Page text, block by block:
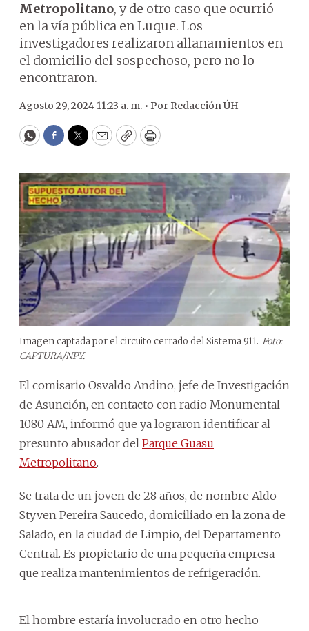
Metropolitano, y de otro caso que ocurrió
en la vía pública en Luque. Los
investigadores realizaron allanamientos en
el domicilio del sospechoso, pero no lo
encontraron.
Agosto 29, 2024 11:23 a. m. • Por Redacción ÚH
WhatsApp
Facebook
Twitter
EmailCopyPrint
Imagen captada por el circuito cerrado del Sistema 911. Foto:
CAPTURA/NPY.
El comisario Osvaldo Andino, jefe de Investigación
de Asunción, en contacto con radio Monumental
1080 AM, informó que ya lograron identificar al
presunto abusador del Parque Guasu
Metropolitano.
Se trata de un joven de 28 años, de nombre Aldo
Styven Pereira Saucedo, domiciliado en la zona de
Salado, en la ciudad de Limpio, del Departamento
Central. Es propietario de una pequeña empresa
que realiza mantenimientos de refrigeración.
El hombre estaría involucrado en otro hecho